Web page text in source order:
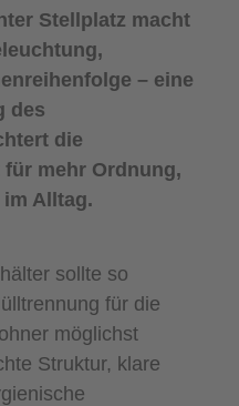
Stellplatz macht
– eine
des
die
mehr Ordnung,
Alltag.
sollte so
für die
möglichst
Struktur, klare